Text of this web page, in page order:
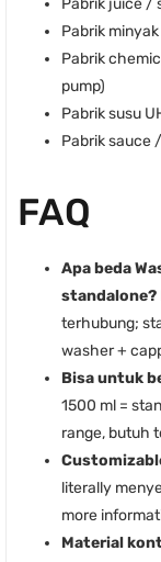
Pabrik juice /
Pabrik
Pabrik
pump)
Pabrik susu
Pabrik sauce
FAQ
Apa beda
standalone?
terhubung;
washer +
Bisa untuk
1500 ml =
range, butuh
literally
more
Material